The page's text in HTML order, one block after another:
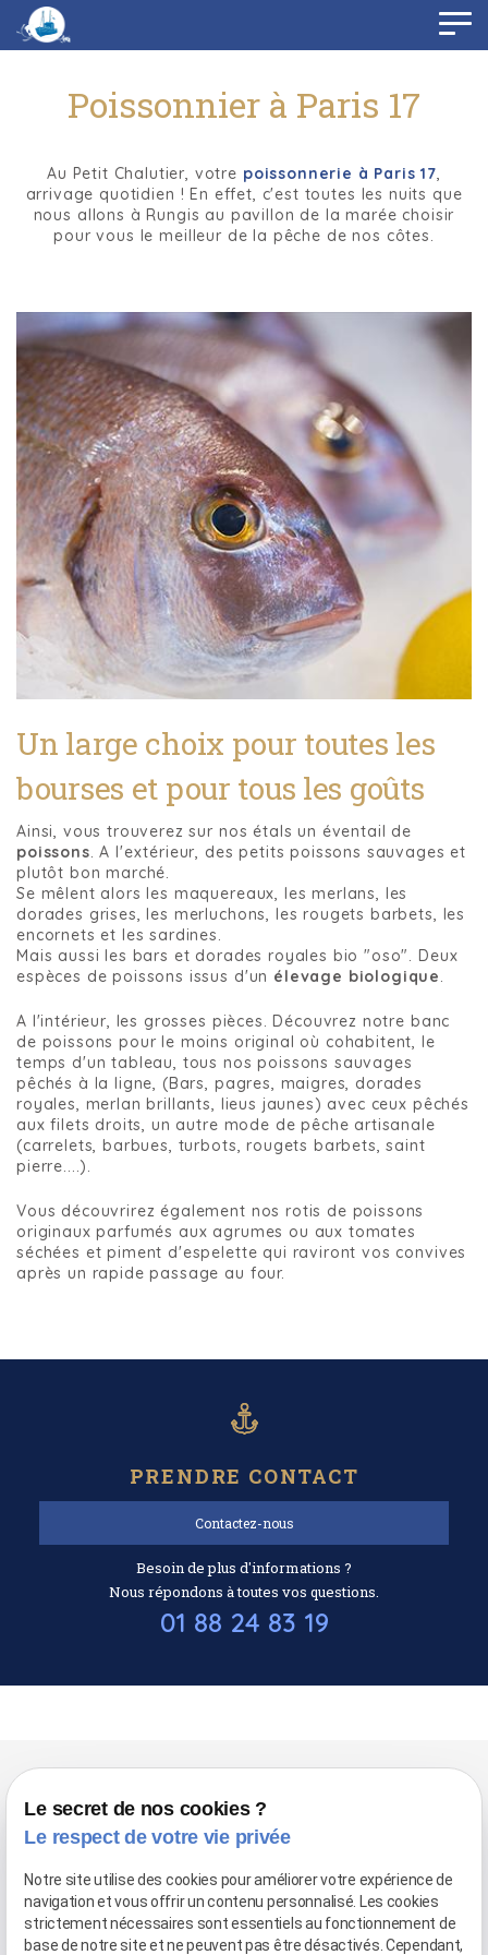
Poissonnier à Paris 17
Au Petit Chalutier, votre poissonnerie à Paris 17,
arrivage quotidien ! En effet, c'est toutes les nuits que
nous allons à Rungis au pavillon de la marée choisir
pour vous le meilleur de la pêche de nos côtes.
Un large choix pour toutes les
bourses et pour tous les goûts
Ainsi, vous trouverez sur nos étals un éventail de
poissons. A l'extérieur, des petits poissons sauvages et
plutôt bon marché.
Se mêlent alors les maquereaux, les merlans, les
dorades grises, les merluchons, les rougets barbets, les
encornets et les sardines.
Mais aussi les bars et dorades royales bio "oso". Deux
espèces de poissons issus d'un élevage biologique.
A l'intérieur, les grosses pièces. Découvrez notre banc
de poissons pour le moins original où cohabitent, le
temps d'un tableau, tous nos poissons sauvages
pêchés à la ligne, (Bars, pagres, maigres, dorades
royales, merlan brillants, lieus jaunes) avec ceux pêchés
aux filets droits, un autre mode de pêche artisanale
(carrelets, barbues, turbots, rougets barbets, saint
pierre....).
Vous découvrirez également nos rotis de poissons
originaux parfumés aux agrumes ou aux tomates
séchées et piment d'espelette qui raviront vos convives
après un rapide passage au four.
PRENDRE CONTACT
Contactez-nous
Besoin de plus d'informations ?
Nous répondons à toutes vos questions.
01 88 24 83 19
Le Petit Chalutier
Coquillages et crustacés
Panneau de gestion des cookies
Le secret de nos cookies ?
Le respect de votre vie privée
Notre site utilise des cookies pour améliorer votre expérience de
navigation et vous offrir un contenu personnalisé. Les cookies
strictement nécessaires sont essentiels au fonctionnement de
base de notre site et ne peuvent pas être désactivés. Cependant,